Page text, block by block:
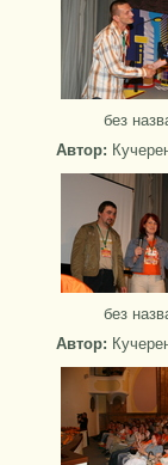
без
Автор:
без
Автор: